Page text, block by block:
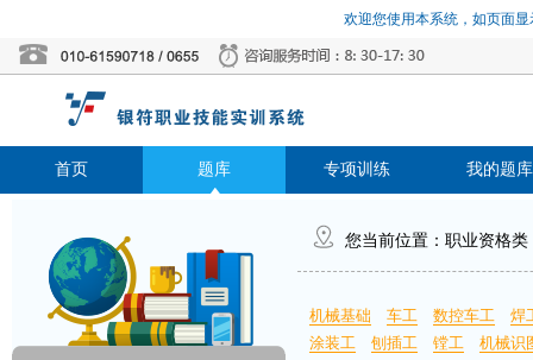
欢迎您使用本系统，如页面
首页 题库 专项训练 我的题库
您当前位置： 职业资格类
机械基础 车工 数控车工
焊
涂装工
刨插工 镗工
机械识